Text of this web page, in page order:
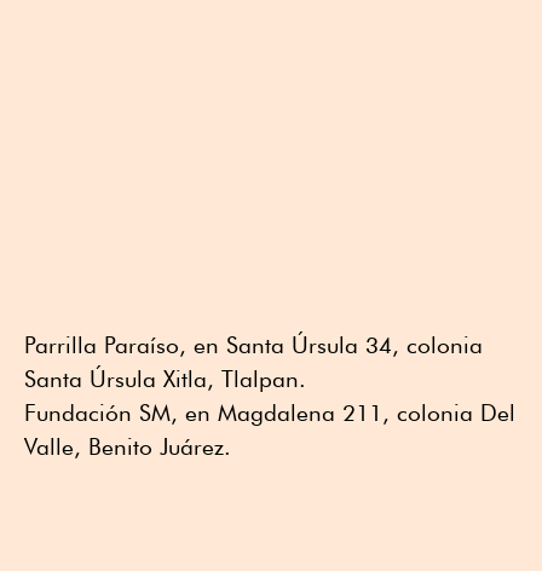
Parrilla Paraíso, en Santa Úrsula 34, colonia
Santa Úrsula Xitla, Tlalpan.
Fundación SM, en Magdalena 211, colonia Del
Valle, Benito Juárez.